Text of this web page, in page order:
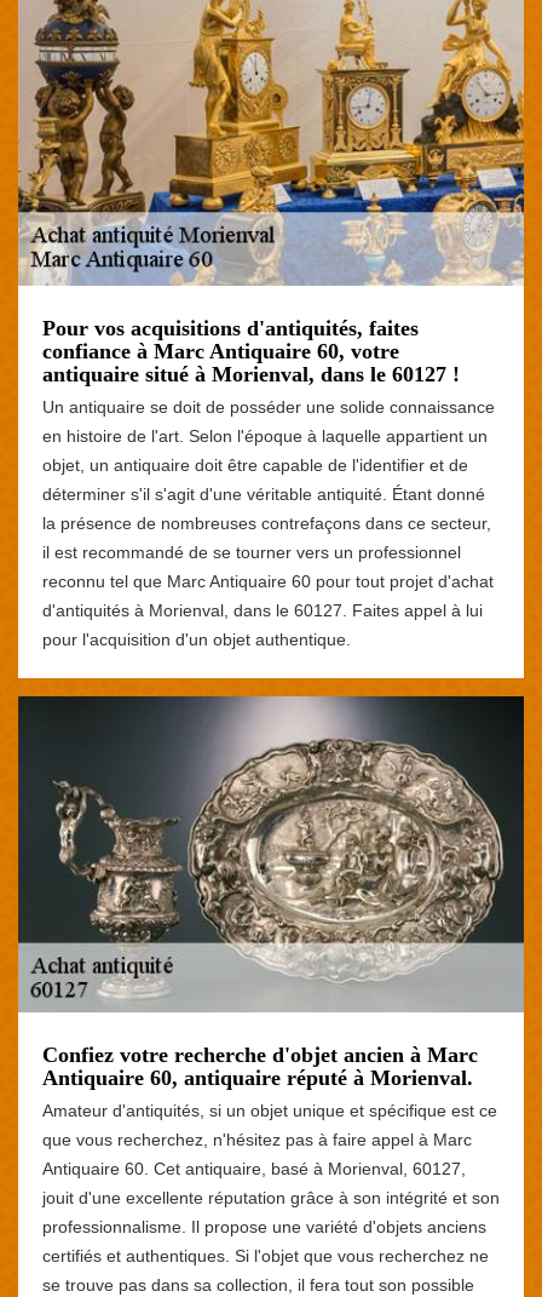
Pour vos acquisitions d'antiquités, faites
confiance à Marc Antiquaire 60, votre
antiquaire situé à Morienval, dans le 60127 !
Un antiquaire se doit de posséder une solide connaissance
en histoire de l'art. Selon l'époque à laquelle appartient un
objet, un antiquaire doit être capable de l'identifier et de
déterminer s'il s'agit d'une véritable antiquité. Étant donné
la présence de nombreuses contrefaçons dans ce secteur,
il est recommandé de se tourner vers un professionnel
reconnu tel que Marc Antiquaire 60 pour tout projet d'achat
d'antiquités à Morienval, dans le 60127. Faites appel à lui
pour l'acquisition d'un objet authentique.
Confiez votre recherche d'objet ancien à Marc
Antiquaire 60, antiquaire réputé à Morienval.
Amateur d'antiquités, si un objet unique et spécifique est ce
que vous recherchez, n'hésitez pas à faire appel à Marc
Antiquaire 60. Cet antiquaire, basé à Morienval, 60127,
jouit d'une excellente réputation grâce à son intégrité et son
professionnalisme. Il propose une variété d'objets anciens
certifiés et authentiques. Si l'objet que vous recherchez ne
se trouve pas dans sa collection, il fera tout son possible